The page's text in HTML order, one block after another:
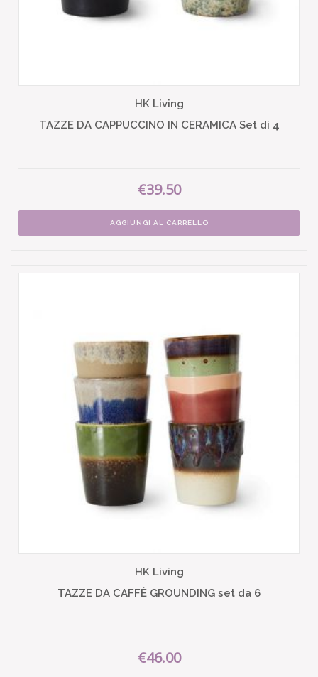
HK Living
TAZZE DA CAPPUCCINO IN CERAMICA Set di 4
€39.50
AGGIUNGI AL CARRELLO
HK Living
TAZZE DA CAFFÈ GROUNDING set da 6
€46.00